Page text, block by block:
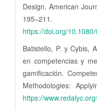
Design. American
195–211.
https://doi.org/
Batistello, P. y Cybis,
en competencias y
gamificación.
Methodologies:
https://